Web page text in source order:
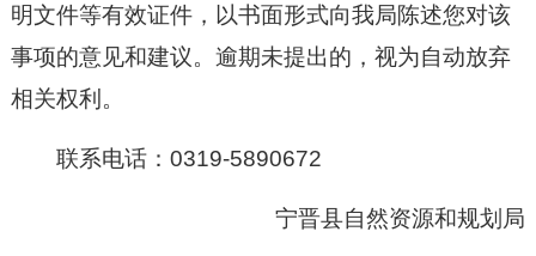
明文件等有效证件， 以书面形式向我局陈述您对该
事项的意见和建议。逾期未提出的，视为自动放弃
相关权利。
联系电话：0319-5890672
宁晋县自然资源和规划局